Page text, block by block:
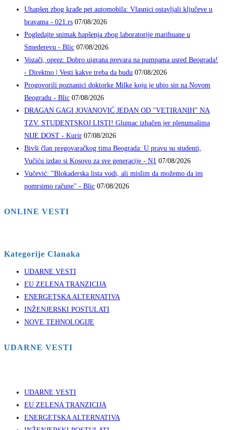
Uhapšen zbog krađe pet automobila: Vlasnici ostavljali ključeve u
bravama - 021.rs 07/08/2026
Pogledajte snimak hapšenja zbog laboratorije marihuane u
Smederevu - Blic 07/08/2026
Vozači, oprez: Dobro uigrana prevara na pumpama usred Beograda!
- Direktno | Vesti kakve treba da budu 07/08/2026
Progovorili poznanici doktorke Milke koju je ubio sin na Novom
Beogradu - Blic 07/08/2026
DRAGAN GAGI JOVANOVIĆ JEDAN OD "VETIRANIH" NA
TZV. STUDENTSKOJ LISTI! Glumac izbačen jer plenumašima
NIJE DOST - Kurir 07/08/2026
Bivši član pregovaračkog tima Beograda: U pravu su studenti,
Vučiću izdao si Kosovo za sve generacije - N1 07/08/2026
Vučević: "Blokaderska lista vodi, ali mislim da možemo da im
pomrsimo račune" - Blic 07/08/2026
ONLINE VESTI
Kategorije Clanaka
UDARNE VESTI
EU ZELENA TRANZICIJA
ENERGETSKA ALTERNATIVA
INŽENJERSKI POSTULATI
NOVE TEHNOLOGIJE
UDARNE VESTI
UDARNE VESTI
EU ZELENA TRANZICIJA
ENERGETSKA ALTERNATIVA